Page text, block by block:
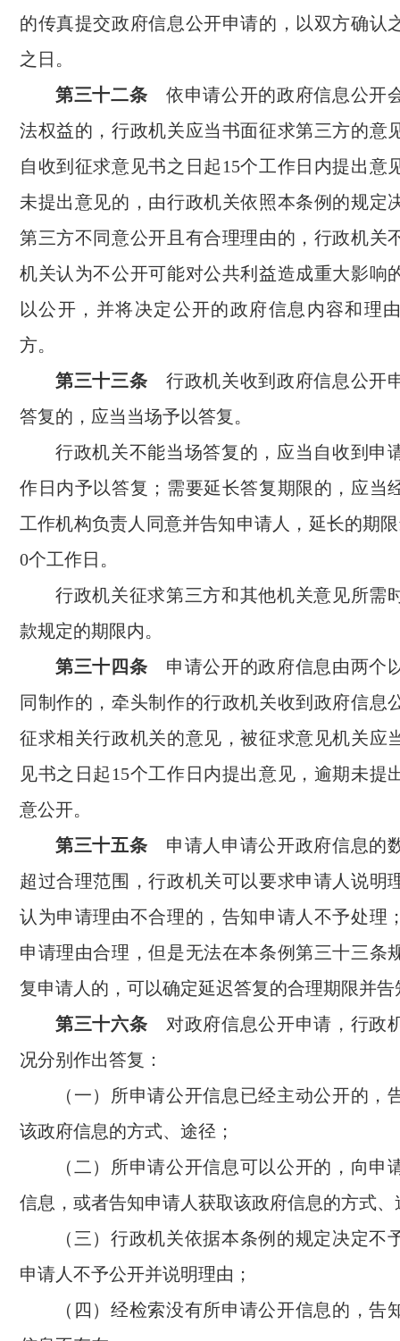
的传真提交政府信息公开申请的，以双方确认
之日。
第三十二条 依申请公开的政府信息公开
法权益的，行政机关应当书面征求第三方的意
自收到征求意见书之日起15个工作日内提出意
未提出意见的，由行政机关依照本条例的规定
第三方不同意公开且有合理理由的，行政机关
机关认为不公开可能对公共利益造成重大影响
以公开，并将决定公开的政府信息内容和理
方。
第三十三条 行政机关收到政府信息公开
答复的，应当当场予以答复。
行政机关不能当场答复的，应当自收到申
作日内予以答复；需要延长答复期限的，应当
工作机构负责人同意并告知申请人，延长的期
0个工作日。
行政机关征求第三方和其他机关意见所需
款规定的期限内。
第三十四条 申请公开的政府信息由两个
同制作的，牵头制作的行政机关收到政府信息
征求相关行政机关的意见，被征求意见机关应
见书之日起15个工作日内提出意见，逾期未提
意公开。
第三十五条 申请人申请公开政府信息的
超过合理范围，行政机关可以要求申请人说明
认为申请理由不合理的，告知申请人不予处理
申请理由合理，但是无法在本条例第三十三条
复申请人的，可以确定延迟答复的合理期限并告
第三十六条 对政府信息公开申请，行政
况分别作出答复：
（一）所申请公开信息已经主动公开的，
该政府信息的方式、途径；
（二）所申请公开信息可以公开的，向申
信息，或者告知申请人获取该政府信息的方式
（三）行政机关依据本条例的规定决定不
申请人不予公开并说明理由；
（四）经检索没有所申请公开信息的，告